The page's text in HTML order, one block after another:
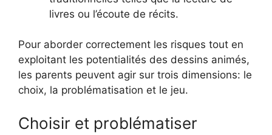
livres ou l’écoute de récits.
Pour aborder correctement les risques tout en
exploitant les potentialités des dessins animés,
les parents peuvent agir sur trois dimensions: le
choix, la problématisation et le jeu.
Choisir et problématiser